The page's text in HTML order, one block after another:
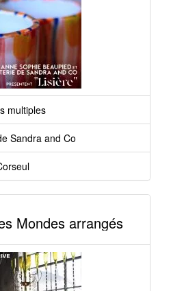
multiples
Sandra and Co
Mondes arrangés